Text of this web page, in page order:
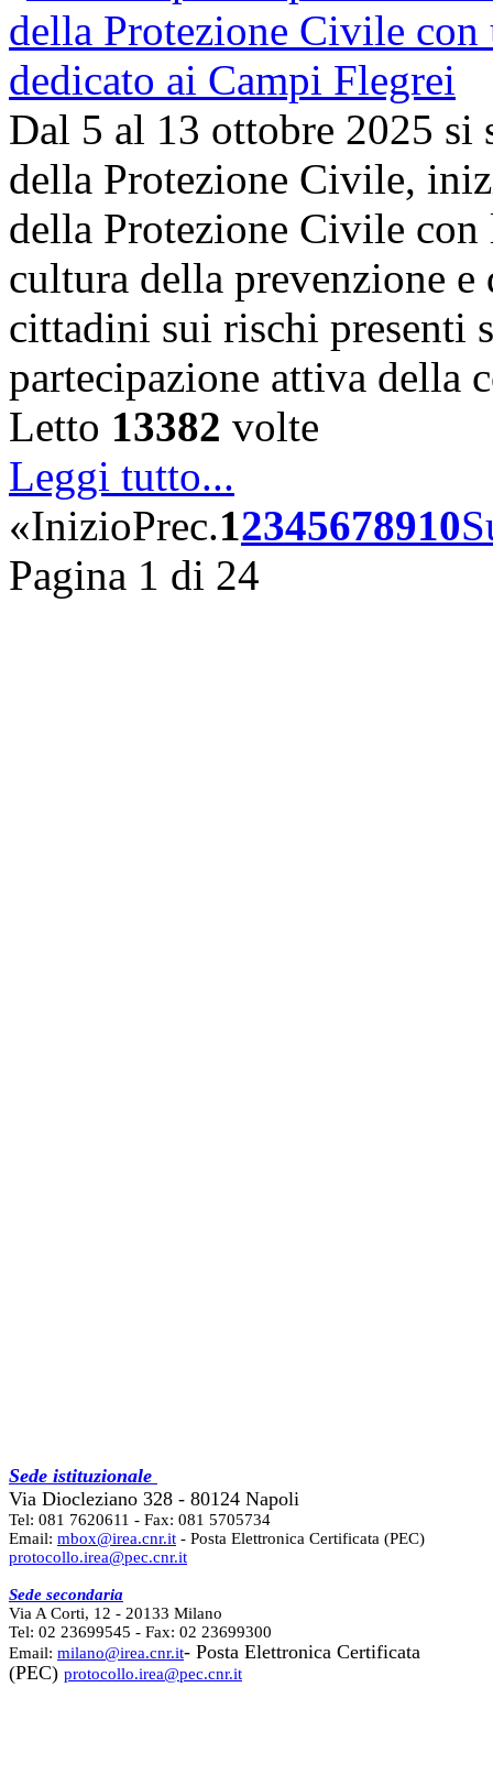
Dal 5 al 13 ottobre 2025 si
della Protezione Civile,
della Protezione Civile
cultura della prevenzione
cittadini sui rischi presenti
partecipazione attiva
Letto 13382 volte
Leggi tutto...
«InizioPrec.12345678910
Pagina 1 di 24
Sede istituzionale
Via Diocleziano 328 - 80124 Napoli
Tel: 081 7620611 - Fax: 081 5705734
Email: mbox@irea.cnr.it - Posta Elettronica Certificata (PEC)
protocollo.irea@pec.cnr.it
Sede secondaria
Via A Corti, 12 - 20133 Milano
Tel: 02 23699545 - Fax: 02 23699300
Email: milano@irea.cnr.it- Posta Elettronica Certificata
(PEC) protocollo.irea@pec.cnr.it